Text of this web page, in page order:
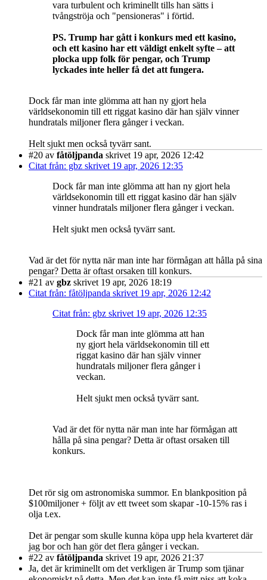
vara turbulent och kriminellt tills han sätts i
tvångströja och "pensioneras" i förtid.
PS. Trump har gått i konkurs med ett kasino,
och ett kasino har ett väldigt enkelt syfte – att
plocka upp folk för pengar, och Trump
lyckades inte heller få det att fungera.
Dock får man inte glömma att han ny gjort hela
världsekonomin till ett riggat kasino där han själv vinner
hundratals miljoner flera gånger i veckan.
Helt sjukt men också tyvärr sant.
#20 av fåtöljpanda skrivet 19 apr, 2026 12:42
Citat från: gbz skrivet 19 apr, 2026 12:35
Dock får man inte glömma att han ny gjort hela
världsekonomin till ett riggat kasino där han själv
vinner hundratals miljoner flera gånger i veckan.
Helt sjukt men också tyvärr sant.
Vad är det för nytta när man inte har förmågan att hålla på sina
pengar? Detta är oftast orsaken till konkurs.
#21 av gbz skrivet 19 apr, 2026 18:19
Citat från: fåtöljpanda skrivet 19 apr, 2026 12:42
Citat från: gbz skrivet 19 apr, 2026 12:35
Dock får man inte glömma att han
ny gjort hela världsekonomin till ett
riggat kasino där han själv vinner
hundratals miljoner flera gånger i
veckan.
Helt sjukt men också tyvärr sant.
Vad är det för nytta när man inte har förmågan att
hålla på sina pengar? Detta är oftast orsaken till
konkurs.
Det rör sig om astronomiska summor. En blankposition på
$100miljoner + följt av ett tweet som skapar -10-15% ras i
olja t.ex.
Det är pengar som skulle kunna köpa upp hela kvarteret där
jag bor och han gör det flera gånger i veckan.
#22 av fåtöljpanda skrivet 19 apr, 2026 21:37
Ja, det är kriminellt om det verkligen är Trump som tjänar